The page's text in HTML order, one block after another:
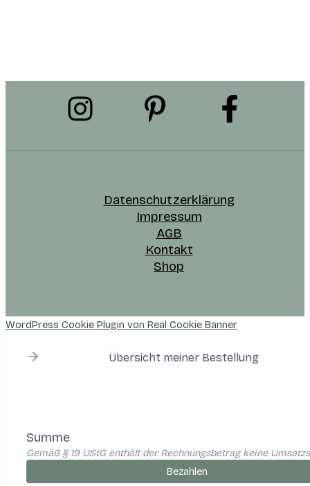
Datenschutzerklärung
Impressum
AGB
Kontakt
Shop
WordPress Cookie Plugin von Real Cookie Banner
Übersicht meiner Bestellung
Summe
Gemäß § 19 UStG enthält der Rechnungsbetrag keine
Bezahlen